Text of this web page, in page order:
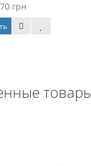
грн